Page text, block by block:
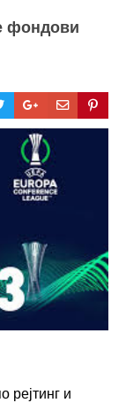
фондови
рејтинг и